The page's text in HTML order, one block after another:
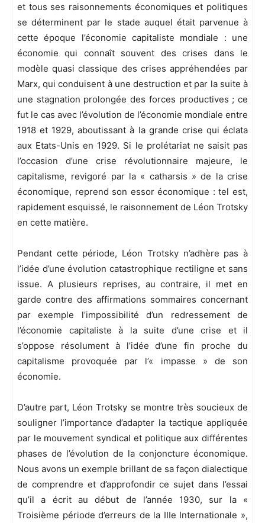
et tous ses raisonnements économiques et politiques
se déterminent par le stade auquel était parvenue à
cette époque l’économie capitaliste mondiale : une
économie qui connaît souvent des crises dans le
modèle quasi classique des crises appréhendées par
Marx, qui conduisent à une destruction et par la suite à
une stagnation prolongée des forces productives ; ce
fut le cas avec l’évolution de l’économie mondiale entre
1918 et 1929, aboutissant à la grande crise qui éclata
aux Etats-Unis en 1929. Si le prolétariat ne saisit pas
l’occasion d’une crise révolutionnaire majeure, le
capitalisme, revigoré par la « catharsis » de la crise
économique, reprend son essor économique : tel est,
rapidement esquissé, le raisonnement de Léon Trotsky
en cette matière.
Pendant cette période, Léon Trotsky n’adhère pas à
l’idée d’une évolution catastrophique rectiligne et sans
issue. A plusieurs reprises, au contraire, il met en
garde contre des affirmations sommaires concernant
par exemple l’impossibilité d’un redressement de
l’économie capitaliste à la suite d’une crise et il
s’oppose résolument à l’idée d’une fin proche du
capitalisme provoquée par l’« impasse » de son
économie.
D’autre part, Léon Trotsky se montre très soucieux de
souligner l’importance d’adapter la tactique appliquée
par le mouvement syndical et politique aux différentes
phases de l’évolution de la conjoncture économique.
Nous avons un exemple brillant de sa façon dialectique
de comprendre et d’approfondir ce sujet dans l’essai
qu’il a écrit au début de l’année 1930, sur la «
Troisième période d’erreurs de la IIIe Internationale »,